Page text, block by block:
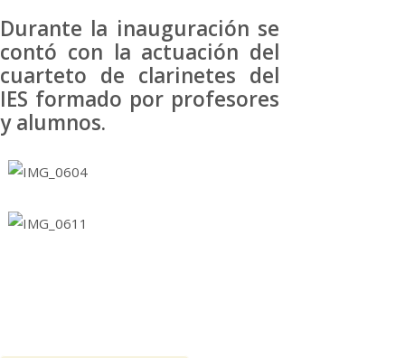
Durante la inauguración se
contó con la actuación del
cuarteto de clarinetes del
IES formado por profesores
y alumnos.